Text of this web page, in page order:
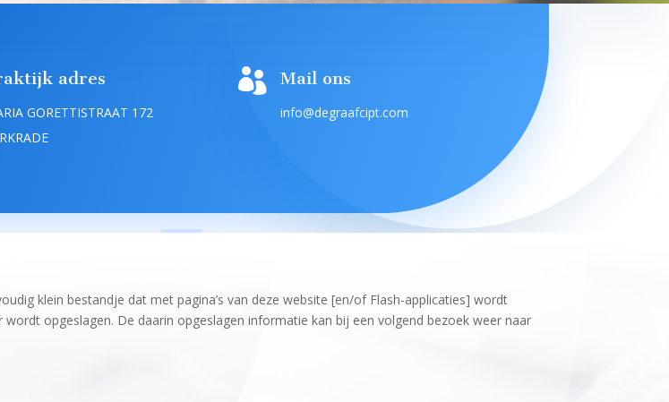
adres
GORETTISTRAAT 172
 Mail ons
info@degraafcipt.com
klein bestandje dat met pagina’s van deze website [en/of Flash-applicaties] wordt
opgeslagen. De daarin opgeslagen informatie kan bij een volgend bezoek weer naar